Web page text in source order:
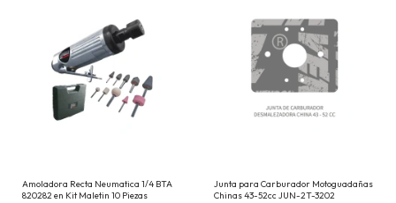
Amoladora Recta Neumatica 1/4 BTA
820282 en Kit Maletin 10 Piezas
Junta para Carburador Motoguadañas
Chinas 43-52cc JUN-2T-3202